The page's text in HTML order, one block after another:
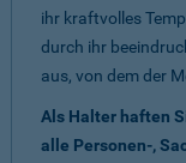
ihr kraftvolles
durch ihr
aus, von dem der
Als Halter haften
alle Personen-,